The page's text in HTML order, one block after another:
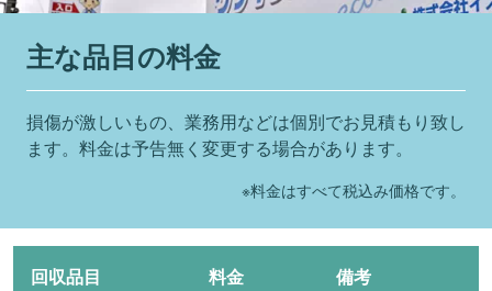
主な品目の料金
損傷が激しいもの、業務用などは個別でお見積もり致し
ます。料金は予告無く変更する場合があります。
※料金はすべて税込み価格です。
回収品目 料金 備考